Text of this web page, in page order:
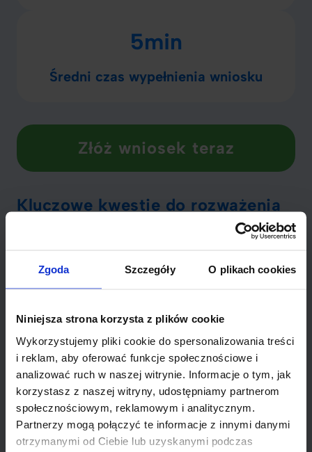
Zgoda Szczegóły O plikach cookies
Niniejsza strona korzysta z plików cookie
Wykorzystujemy pliki cookie do spersonalizowania treści
i reklam, aby oferować funkcje społecznościowe i
analizować ruch w naszej witrynie. Informacje o tym, jak
korzystasz z naszej witryny, udostępniamy partnerom
społecznościowym, reklamowym i analitycznym.
Partnerzy mogą połączyć te informacje z innymi danymi
otrzymanymi od Ciebie lub uzyskanymi podczas
5min
Średni czas wypełnienia wniosku
Złóż wniosek teraz
Kluczowe kwestie do rozważenia
wziąć pod uwagę kilka istotnych kwestii. Ważne jest,
wiarygodność pożyczkodawcy. Równie istotne jest,
aby przyjrzeć się oprocentowaniu, które może
znacząco wpłynąć na całkowity koszt pożyczki.
Oprocentowanie: Im niższe, tym lepiej.
Terminy spłaty: Krótki czy długi okres, co bardziej
pasuje do twojej sytuacji?
Wiarygodność pożyczkodawcy: Wybierz firmę z